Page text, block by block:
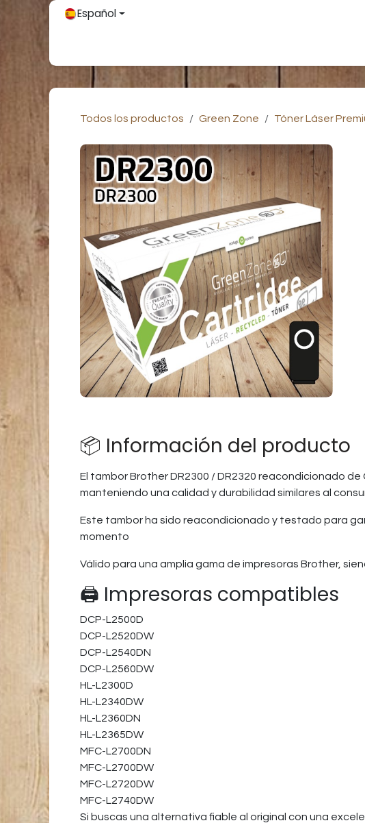
Ir al contenidoEspañol
Todos los productos Green Zone Tóner Láser
📦 Información del producto
El tambor Brother DR2300 / DR2320 reacondicionado
manteniendo una calidad y durabilidad similares al
Este tambor ha sido reacondicionado y testado para
momento
Válido para una amplia gama de impresoras Brother,
🖨️ Impresoras compatibles
DCP-L2500D
DCP-L2520DW
DCP-L2540DN
DCP-L2560DW
HL-L2300D
HL-L2340DW
HL-L2360DN
HL-L2365DW
MFC-L2700DN
MFC-L2700DW
MFC-L2720DW
MFC-L2740DW
Si buscas una alternativa fiable al original con una